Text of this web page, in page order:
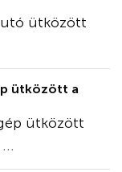
ütközött
ütközött a
ütközött